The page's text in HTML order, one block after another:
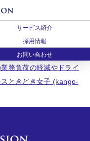
サービス紹介
採用情報
お問い合わせ
務負荷の軽減やドライ
ときどき女子 (kango-